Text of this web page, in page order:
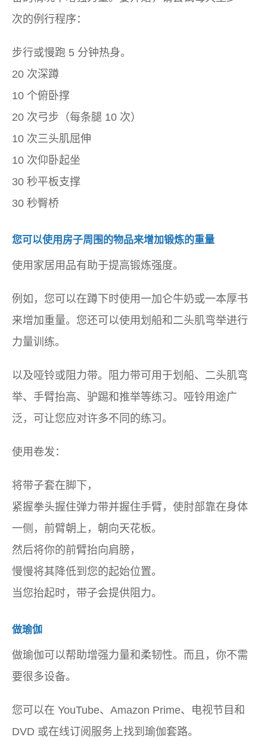
次的例行程序：
步行或慢跑 5 分钟热身。
20 次深蹲
10 个俯卧撑
20 次弓步（每条腿 10 次）
10 次三头肌屈伸
10 次仰卧起坐
30 秒平板支撑
30 秒臀桥
您可以使用房子周围的物品来增加锻炼的重量
使用家居用品有助于提高锻炼强度。
例如，您可以在蹲下时使用一加仑牛奶或一本厚书
来增加重量。您还可以使用划船和二头肌弯举进行
力量训练。
以及哑铃或阻力带。阻力带可用于划船、二头肌弯
举、手臂抬高、驴踢和推举等练习。哑铃用途广
泛，可让您应对许多不同的练习。
使用卷发：
将带子套在脚下，
紧握拳头握住弹力带并握住手臂，使肘部靠在身体
一侧，前臂朝上，朝向天花板。
然后将你的前臂抬向肩膀，
慢慢将其降低到您的起始位置。
当您抬起时，带子会提供阻力。
做瑜伽
做瑜伽可以帮助增强力量和柔韧性。而且，你不需
要很多设备。
您可以在 YouTube、Amazon Prime、电视节目和
DVD 或在线订阅服务上找到瑜伽套路。